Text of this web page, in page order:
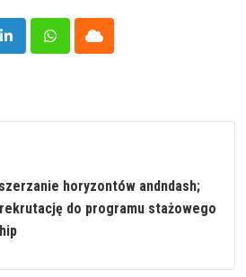
LinkedInWhatsappCloud
horyzontów andndash;
rekrutację do programu stażowego